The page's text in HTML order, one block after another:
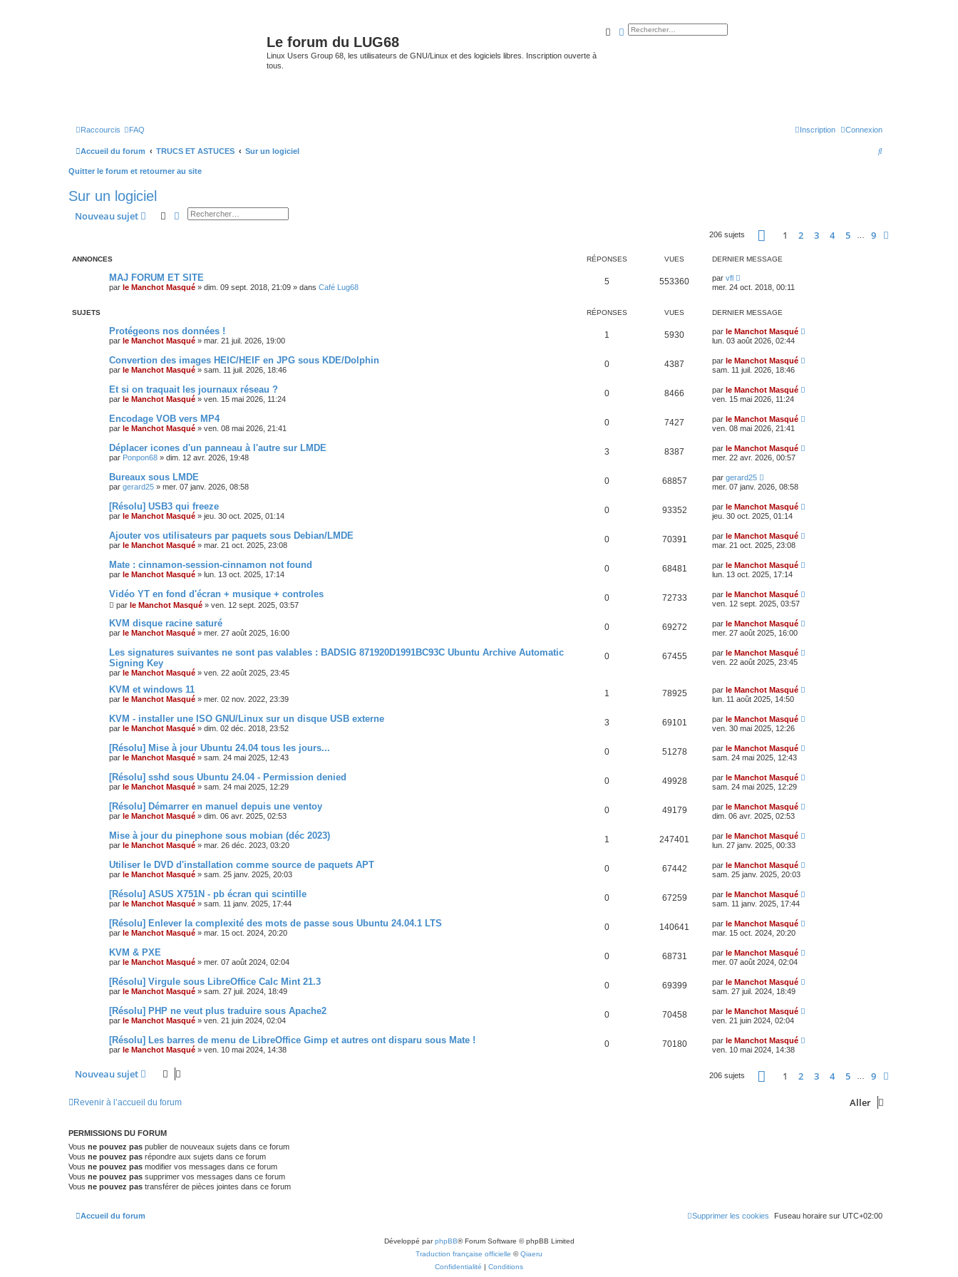
Le forum du LUG68
Linux Users Group 68, les utilisateurs de GNU/Linux et des logiciels libres. Inscription ouverte à
tous.
Rechercher
Recherche avancée
Raccourcis FAQ Connexion
Inscription
Accueil du forum TRUCS ET ASTUCES Sur un logiciel
R
Quitter le forum et retourner au site
Sur un logiciel
Nouveau sujet Rechercher
Recherche avancée
206 sujets Page sur9
1 2 3 4 5 9
ANNONCES RÉPONSES VUES DERNIER MESSAGE
MAJ FORUM ET SITE
par le Manchot Masqué » dim. 09 sept. 2018, 21:09 » dans Café Lug68
5 553360 par vfl
mer. 24 oct. 2018, 00:11
SUJETS RÉPONSES VUES DERNIER MESSAGE
Protégeons nos données !
par le Manchot Masqué » mar. 21 juil. 2026, 19:00
1 5930 par le Manchot Masqué
lun. 03 août 2026, 02:44
Convertion des images HEIC/HEIF en JPG sous KDE/Dolphin
par le Manchot Masqué » sam. 11 juil. 2026, 18:46
0 4387 par le Manchot Masqué
sam. 11 juil. 2026, 18:46
Et si on traquait les journaux réseau ?
par le Manchot Masqué » ven. 15 mai 2026, 11:24
0 8466 par le Manchot Masqué
ven. 15 mai 2026, 11:24
Encodage VOB vers MP4
par le Manchot Masqué » ven. 08 mai 2026, 21:41
0 7427 par le Manchot Masqué
ven. 08 mai 2026, 21:41
Déplacer icones d'un panneau à l'autre sur LMDE
par Ponpon68 » dim. 12 avr. 2026, 19:48
3 8387 par le Manchot Masqué
mer. 22 avr. 2026, 00:57
Bureaux sous LMDE
par gerard25 » mer. 07 janv. 2026, 08:58
0 68857 par gerard25
mer. 07 janv. 2026, 08:58
[Résolu] USB3 qui freeze
par le Manchot Masqué » jeu. 30 oct. 2025, 01:14
0 93352 par le Manchot Masqué
jeu. 30 oct. 2025, 01:14
Ajouter vos utilisateurs par paquets sous Debian/LMDE
par le Manchot Masqué » mar. 21 oct. 2025, 23:08
0 70391 par le Manchot Masqué
mar. 21 oct. 2025, 23:08
Mate : cinnamon-session-cinnamon not found
par le Manchot Masqué » lun. 13 oct. 2025, 17:14
0 68481 par le Manchot Masqué
lun. 13 oct. 2025, 17:14
Vidéo YT en fond d'écran + musique + controles
par le Manchot Masqué » ven. 12 sept. 2025, 03:57
0 72733 par le Manchot Masqué
ven. 12 sept. 2025, 03:57
KVM disque racine saturé
par le Manchot Masqué » mer. 27 août 2025, 16:00
0 69272 par le Manchot Masqué
mer. 27 août 2025, 16:00
Les signatures suivantes ne sont pas valables : BADSIG 871920D1991BC93C Ubuntu Archive Automatic
Signing Key
par le Manchot Masqué » ven. 22 août 2025, 23:45
0 67455 par le Manchot Masqué
ven. 22 août 2025, 23:45
KVM et windows 11
par le Manchot Masqué » mer. 02 nov. 2022, 23:39
1 78925 par le Manchot Masqué
lun. 11 août 2025, 14:50
KVM - installer une ISO GNU/Linux sur un disque USB externe
par le Manchot Masqué » dim. 02 déc. 2018, 23:52
3 69101 par le Manchot Masqué
ven. 30 mai 2025, 12:26
[Résolu] Mise à jour Ubuntu 24.04 tous les jours...
par le Manchot Masqué » sam. 24 mai 2025, 12:43
0 51278 par le Manchot Masqué
sam. 24 mai 2025, 12:43
[Résolu] sshd sous Ubuntu 24.04 - Permission denied
par le Manchot Masqué » sam. 24 mai 2025, 12:29
0 49928 par le Manchot Masqué
sam. 24 mai 2025, 12:29
[Résolu] Démarrer en manuel depuis une ventoy
par le Manchot Masqué » dim. 06 avr. 2025, 02:53
0 49179 par le Manchot Masqué
dim. 06 avr. 2025, 02:53
Mise à jour du pinephone sous mobian (déc 2023)
par le Manchot Masqué » mar. 26 déc. 2023, 03:20
1 247401 par le Manchot Masqué
lun. 27 janv. 2025, 00:33
Utiliser le DVD d'installation comme source de paquets APT
par le Manchot Masqué » sam. 25 janv. 2025, 20:03
0 67442 par le Manchot Masqué
sam. 25 janv. 2025, 20:03
[Résolu] ASUS X751N - pb écran qui scintille
par le Manchot Masqué » sam. 11 janv. 2025, 17:44
0 67259 par le Manchot Masqué
sam. 11 janv. 2025, 17:44
[Résolu] Enlever la complexité des mots de passe sous Ubuntu 24.04.1 LTS
par le Manchot Masqué » mar. 15 oct. 2024, 20:20
0 140641 par le Manchot Masqué
mar. 15 oct. 2024, 20:20
KVM & PXE
par le Manchot Masqué » mer. 07 août 2024, 02:04
0 68731 par le Manchot Masqué
mer. 07 août 2024, 02:04
[Résolu] Virgule sous LibreOffice Calc Mint 21.3
par le Manchot Masqué » sam. 27 juil. 2024, 18:49
0 69399 par le Manchot Masqué
sam. 27 juil. 2024, 18:49
[Résolu] PHP ne veut plus traduire sous Apache2
par le Manchot Masqué » ven. 21 juin 2024, 02:04
0 70458 par le Manchot Masqué
ven. 21 juin 2024, 02:04
[Résolu] Les barres de menu de LibreOffice Gimp et autres ont disparu sous Mate !
par le Manchot Masqué » ven. 10 mai 2024, 14:38
0 70180 par le Manchot Masqué
ven. 10 mai 2024, 14:38
Nouveau sujet 206 sujets Page sur9
1 2 3 4 5 9
Revenir à l’accueil du forum Aller
PERMISSIONS DU FORUM
Vous ne pouvez pas publier de nouveaux sujets dans ce forum
Vous ne pouvez pas répondre aux sujets dans ce forum
Vous ne pouvez pas modifier vos messages dans ce forum
Vous ne pouvez pas supprimer vos messages dans ce forum
Vous ne pouvez pas transférer de pièces jointes dans ce forum
Accueil du forum Fuseau horaire sur UTC+02:00
Supprimer les cookies
Développé parphpBB® Forum Software © phpBB Limited
Traduction française officielle ©Qiaeru
Confidentialité | Conditions